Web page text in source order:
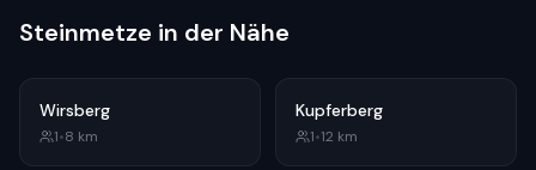
Steinmetze in der Nähe
Wirsberg
1•8 km
Kupferberg
1•12 km